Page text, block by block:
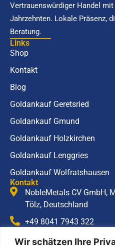
Wir schätzen Ihre
Vertrauenswürdiger Handel
Jahrzehnten. Lokale Präsenz,
Beratung.
Links
Shop
Kontakt
Blog
Goldankauf Geretsried
Goldankauf Gmund
Goldankauf Holzkirchen
Goldankauf Lenggries
Goldankauf Wolfratshausen
Kontakt
NobleMetals CV GmbH,
Tölz, Deutschland
+49 8041 7943 322
info@noblemetals.com